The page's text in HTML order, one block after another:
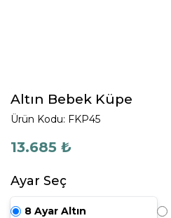
Altın Bebek Küpe
Ürün Kodu: FKP45
13.685 ₺
Ayar Seç
8 Ayar Altın